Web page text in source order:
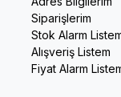
Siparişlerim
Stok Alarm
Alışveriş Listem
Fiyat Alarm